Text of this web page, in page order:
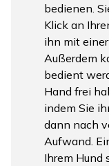
bedienen.
Klick an
ihn mit
Außerdem
bedient
Hand frei
indem Sie
dann nach
Aufwand.
Ihrem Hund